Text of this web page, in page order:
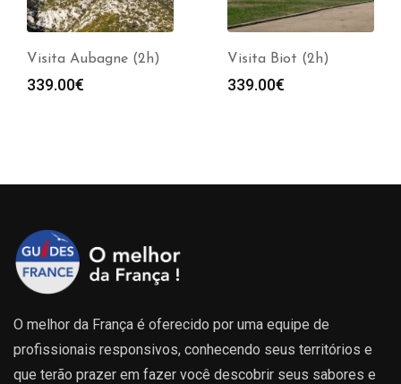
Visita Aubagne (2h)
339.00€
Visita Biot (2h)
339.00€
O melhor da França é oferecido por uma equipe de
profissionais responsivos, conhecendo seus territórios e
que terão prazer em fazer você descobrir seus sabores e